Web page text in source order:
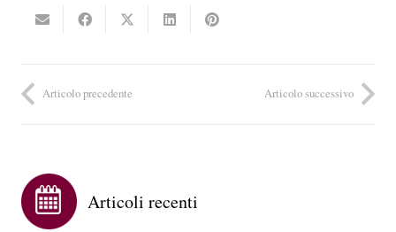
Articolo precedente Articolo successivo
Articoli recenti